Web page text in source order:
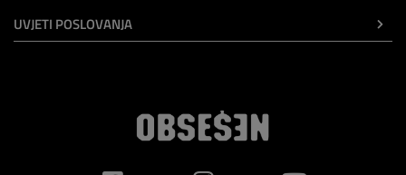
UVJETI POSLOVANJA